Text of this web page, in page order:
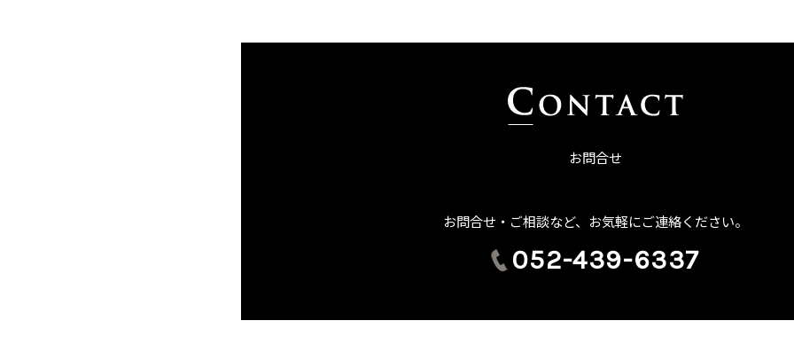
お問合せ
お問合せ・ご相談など、お気軽にご連絡ください。
052-439-6337